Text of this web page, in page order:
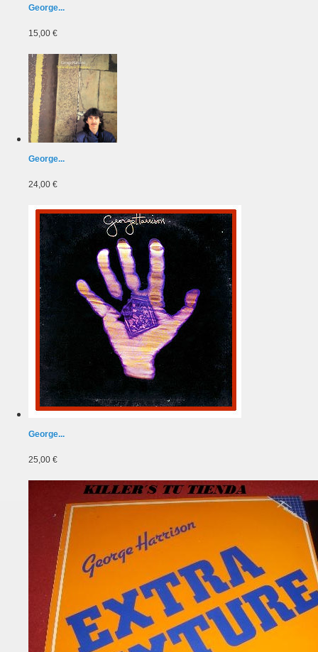
George...
15,00 €
George...
24,00 €
George...
25,00 €